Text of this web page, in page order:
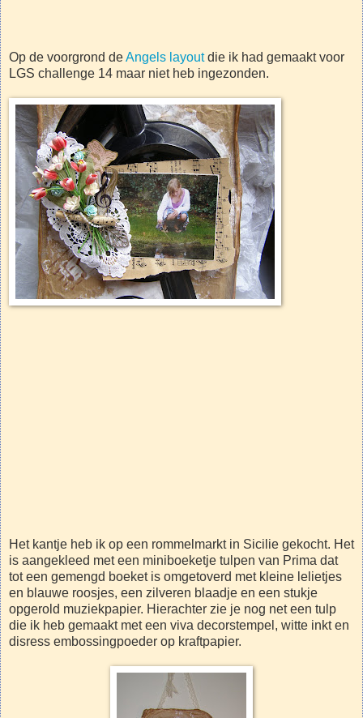
Op de voorgrond deAngels layoutdie ik had gemaakt voor
LGS challenge 14 maar niet heb ingezonden.
Het kantje heb ik op een rommelmarkt in Sicilie gekocht. Het
is aangekleed met een miniboeketje tulpen van Prima dat
tot een gemengd boeket is omgetoverd met kleine lelietjes
en blauwe roosjes, een zilveren blaadje en een stukje
opgerold muziekpapier. Hierachter zie je nog net een tulp
die ik heb gemaakt met een viva decorstempel, witte inkt en
disress embossingpoeder op kraftpapier.